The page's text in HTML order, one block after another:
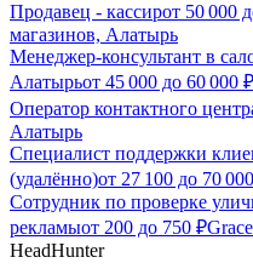
Продавец - кассирот 50 000
магазинов, Алатырь
Менеджер-консультант в
Алатырьот 45 000 до 60 000 ₽
Оператор контактного
Алатырь
Специалист поддержки
(удалённо)от 27 100 до 70 000
Сотрудник по проверке
рекламыот 200 до 750 ₽
HeadHunter